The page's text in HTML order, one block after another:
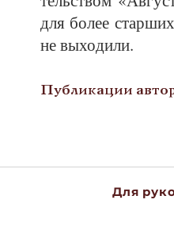
для бо­лее
не вы­хо­ди­ли.
Публикации
Для